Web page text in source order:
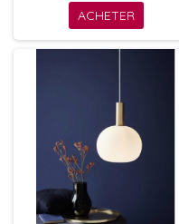
ACHETER